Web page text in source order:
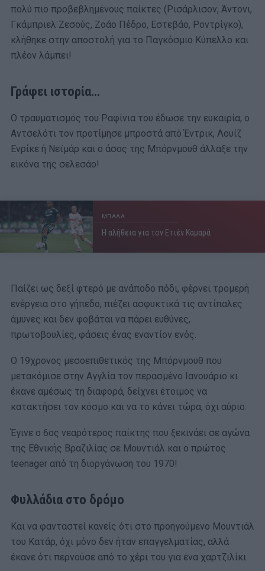
πολύ πιο προβεβλημένους παίκτες (Ρισάρλισον, Άντονι,
Γκάμπριελ Ζεσούς, Ζοάο Πέδρο, Εστεβάο, Ροντρίγκο),
κλήθηκε στην αποστολή για το Παγκόσμιο Κύπελλο και
πλέον λάμπει!
Γράφει ιστορία…
Ο τραυματισμός του Ραφίνια του έδωσε την ευκαιρία, ο
Αντσελότι τον προτίμησε μπροστά από Έντρικ, Λουίζ
Ενρίκε ή Νεϊμάρ και ο άσος της Μπόρνμουθ άλλαξε την
εικόνα της σελεσάο!
ΜΠΑΛΑ
Η αλήθεια για τον Ετιέν Καμαρά
Παίζει ως δεξί φτερό με ανάποδο πόδι, φέρνει τρομερή
ενέργεια στο γήπεδο, πιέζει ασφυκτικά τις αντίπαλες
άμυνες και δεν φοβάται να πάρει ευθύνες,
πρωτοβουλίες, φάσεις ένας εναντίον ενός.
Ο 19χρονος μεσοεπιθετικός της Μπόρνμουθ που
μετακόμισε στην Αγγλία τον περασμένο Ιανουάριο κι
έκανε αμέσως τη διαφορά, δείχνει έτοιμος να
κατακτήσει τον κόσμο και να το κάνει τώρα, όχι αύριο.
Έγινε ο 6ος νεαρότερος παίκτης που ξεκινάει σε αγώνα
της Εθνικής Βραζιλίας σε Μουντιάλ και ο πρώτος
teenager από τη διοργάνωση του 1970!
Φυλλάδια στο δρόμο
Και να φανταστεί κανείς ότι στο προηγούμενο Μουντιάλ
του Κατάρ, όχι μόνο δεν ήταν επαγγελματίας, αλλά
έκανε ότι περνούσε από το χέρι του για ένα χαρτζιλίκι.